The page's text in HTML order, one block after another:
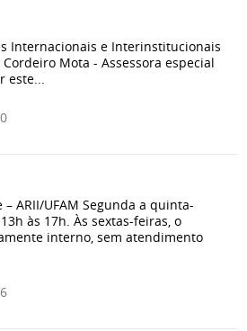
Internacionais e Interinstitucionais
Mota - Assessora especial
ARII/UFAM Segunda a quinta-
às 17h. Às sextas-feiras, o
interno, sem atendimento